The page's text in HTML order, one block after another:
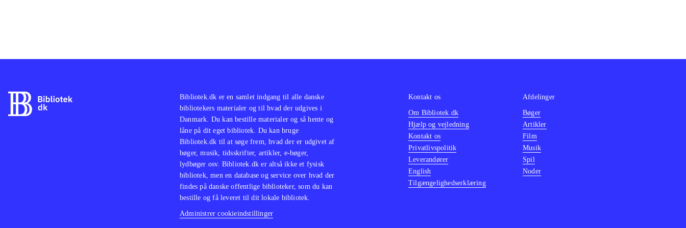
Bibliotek.dk er en samlet indgang til alle danske
bibliotekers materialer og til hvad der udgives i
Danmark. Du kan bestille materialer og så hente og
låne på dit eget bibliotek. Du kan bruge
Bibliotek.dk til at søge frem, hvad der er udgivet af
bøger, musik, tidsskrifter, artikler, e-bøger,
lydbøger osv. Bibliotek.dk er altså ikke et fysisk
bibliotek, men en database og service over hvad der
findes på danske offentlige biblioteker, som du kan
bestille og få leveret til dit lokale bibliotek.
Administrer cookieindstillinger
Kontakt os
Om Bibliotek.dk
Hjælp og vejledning
Kontakt os
Privatlivspolitik
Leverandører
English
Tilgængelighedserklæring
Afdelinger
Bøger
Artikler
Film
Musik
Spil
Noder